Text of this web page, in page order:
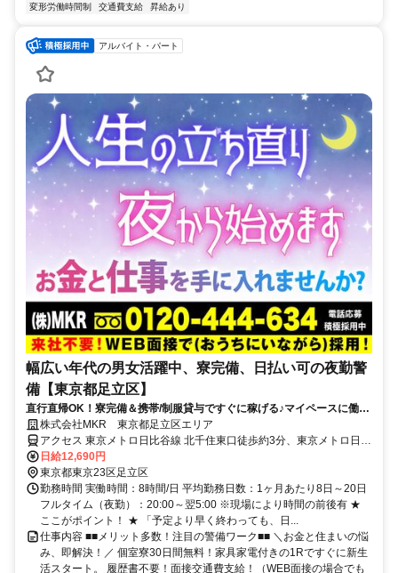
変形労働時間制 交通費支給 昇給あり
アルバイト・パート
幅広い年代の男女活躍中、寮完備、日払い可の夜勤警
備【東京都足立区】
直行直帰OK！寮完備＆携帯/制服貸与ですぐに稼げる♪マイペースに働け
ます！
株式会社MKR 東京都足立区エリア
アクセス 東京メトロ日比谷線 北千住東口徒歩約3分、東京メトロ日比
谷線 北千住東口徒歩約3分、東京メトロ日比谷線 北千住東口徒歩約3
分 東京都足立区エリア(西新井大師西駅、堀切駅、見沼代親水公園
駅、谷在家駅、六町駅)
日給12,690円
東京都東京23区足立区
勤務時間 実働時間：8時間/日 平均勤務日数：1ヶ月あたり8日～20日
フルタイム（夜勤）：20:00～翌5:00 ※現場により時間の前後有 ★
ここがポイント！ ★ 「予定より早く終わっても、日...
仕事内容 ■■メリット多数！注目の警備ワーク■■ ＼お金と住まいの悩
み、即解決！／ 個室寮30日間無料！家具家電付きの1Rですぐに新生
活スタート。 履歴書不要！面接交通費支給！（WEB面接の場合でも